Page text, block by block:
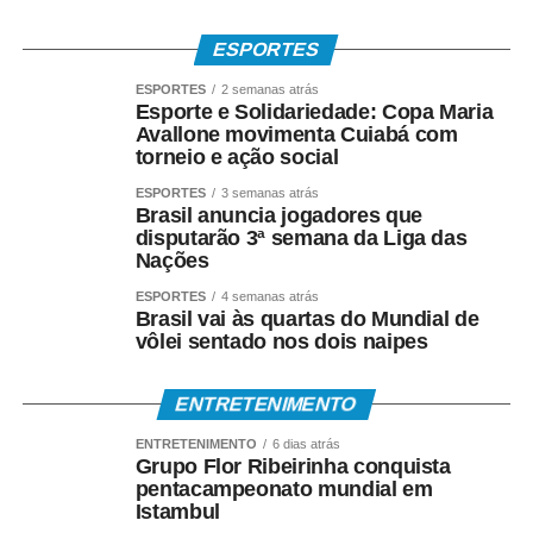
cidadania e inclusão social.
“A pipa mudou a minha vida. Foi meu brinquedo, meu
lazer e também meu sustento. Hoje tenho a alegria de
devolver isso para outras crianças, mostrando que elas
meio de uma brincadeira tão simples e tão rica
culturalmente”, afirma o arte-educador que utiliza a rede
social @grincopipascuiaba, no Instagram.
*DA BRINCADEIRA AO ESPORTE*
conquistou espaço como modalidade esportiva.
Atualmente existem campeonatos municipais, estaduais,
nacionais, sul-americanos e mundiais, reunindo atletas
em disputas que avaliam técnica, criatividade,
estabilidade de voo e desempenho.
ESPORTES
ESPORTES 2 semanas atrás
Esporte e Solidariedade: Copa Maria
Avallone movimenta Cuiabá com
torneio e ação social
ESPORTES 3 semanas atrás
Brasil anuncia jogadores que
disputarão 3ª semana da Liga das
Nações
ESPORTES 4 semanas atrás
Brasil vai às quartas do Mundial de
vôlei sentado nos dois naipes
ENTRETENIMENTO
ENTRETENIMENTO 6 dias atrás
Grupo Flor Ribeirinha conquista
pentacampeonato mundial em
Istambul